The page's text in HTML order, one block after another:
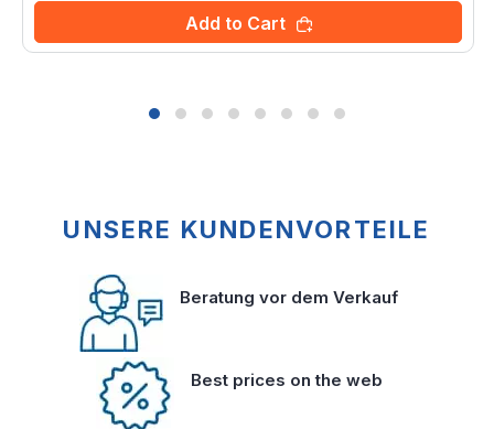
Add to Cart
UNSERE KUNDENVORTEILE
Beratung vor dem Verkauf
Best prices on the web